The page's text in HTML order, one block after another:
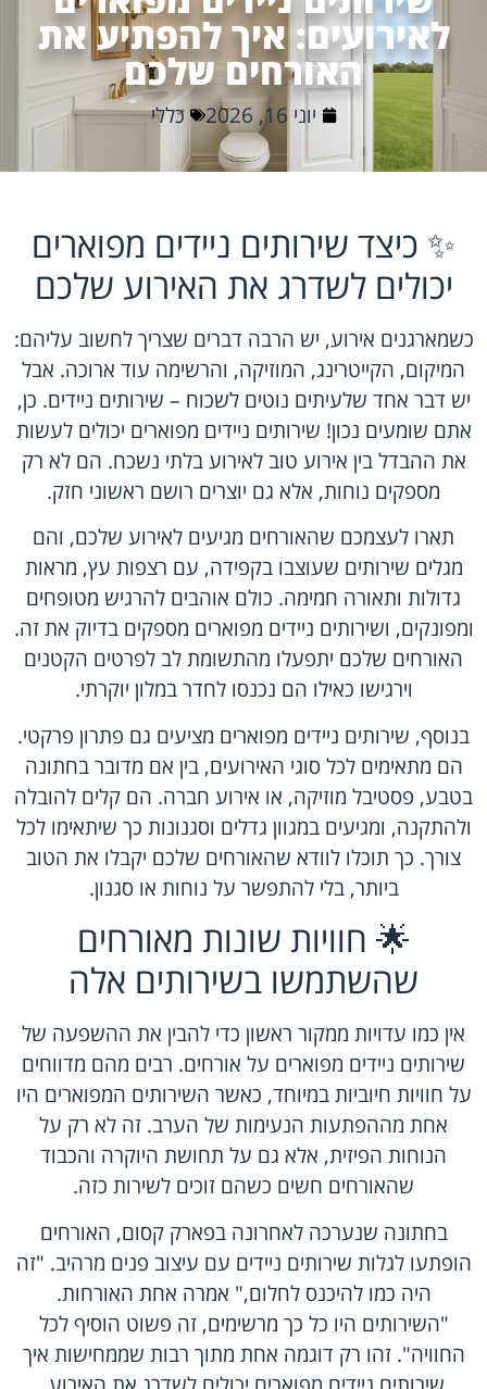
לאירועים: איך להפתיע את
האורחים שלכם
יוני 16, 2026 כללי
✨ כיצד שירותים ניידים מפוארים
יכולים לשדרג את האירוע שלכם
כשמארגנים אירוע, יש הרבה דברים שצריך לחשוב עליהם:
המיקום, הקייטרינג, המוזיקה, והרשימה עוד ארוכה. אבל
יש דבר אחד שלעיתים נוטים לשכוח – שירותים ניידים. כן,
אתם שומעים נכון! שירותים ניידים מפוארים יכולים לעשות
את ההבדל בין אירוע טוב לאירוע בלתי נשכח. הם לא רק
מספקים נוחות, אלא גם יוצרים רושם ראשוני חזק.
תארו לעצמכם שהאורחים מגיעים לאירוע שלכם, והם
מגלים שירותים שעוצבו בקפידה, עם רצפות עץ, מראות
גדולות ותאורה חמימה. כולם אוהבים להרגיש מטופחים
ומפונקים, ושירותים ניידים מפוארים מספקים בדיוק את זה.
האורחים שלכם יתפעלו מהתשומת לב לפרטים הקטנים
וירגישו כאילו הם נכנסו לחדר במלון יוקרתי.
בנוסף, שירותים ניידים מפוארים מציעים גם פתרון פרקטי.
הם מתאימים לכל סוגי האירועים, בין אם מדובר בחתונה
בטבע, פסטיבל מוזיקה, או אירוע חברה. הם קלים להובלה
ולהתקנה, ומגיעים במגוון גדלים וסגנונות כך שיתאימו לכל
צורך. כך תוכלו לוודא שהאורחים שלכם יקבלו את הטוב
ביותר, בלי להתפשר על נוחות או סגנון.
🌟 חוויות שונות מאורחים
שהשתמשו בשירותים אלה
אין כמו עדויות ממקור ראשון כדי להבין את ההשפעה של
שירותים ניידים מפוארים על אורחים. רבים מהם מדווחים
על חוויות חיוביות במיוחד, כאשר השירותים המפוארים היו
אחת מההפתעות הנעימות של הערב. זה לא רק על
הנוחות הפיזית, אלא גם על תחושת היוקרה והכבוד
שהאורחים חשים כשהם זוכים לשירות כזה.
בחתונה שנערכה לאחרונה בפארק קסום, האורחים
הופתעו לגלות שירותים ניידים עם עיצוב פנים מרהיב. "זה
היה כמו להיכנס לחלום," אמרה אחת האורחות.
"השירותים היו כל כך מרשימים, זה פשוט הוסיף לכל
החוויה". זהו רק דוגמה אחת מתוך רבות שממחישות איך